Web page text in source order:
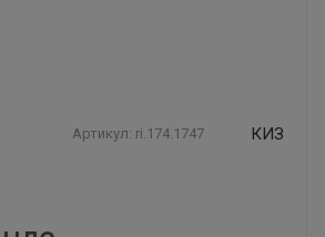
Артикул: ri.174.1747 КИЗ